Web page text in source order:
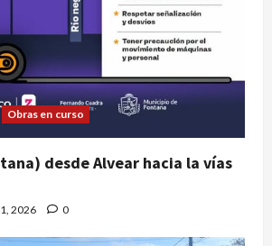
Obras en curso
desde Alvear hacia la vías
2026 0